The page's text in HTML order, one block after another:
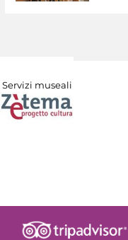
Servizi museali